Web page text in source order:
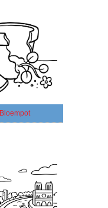
Bloempot